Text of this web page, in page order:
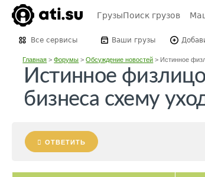
ГрузыПоиск грузов
Все сервисы Ваши грузы
Главная >Форумы >Обсуждение новостей > Истинное
Истинное
бизнеса схему
ОТВЕТИТЬ